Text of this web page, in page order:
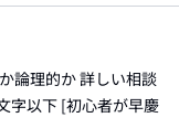
論理的か 詳しい相談
字以下 [初心者が早慶